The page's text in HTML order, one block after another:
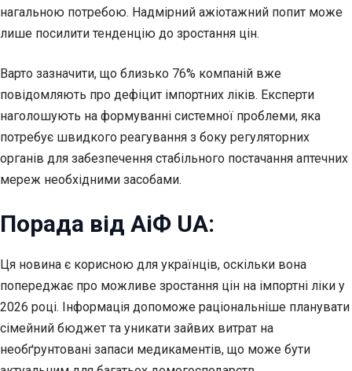
нагальною потребою. Надмірний ажіотажний попит може
лише посилити тенденцію до зростання цін.
Варто зазначити, що близько 76% компаній вже
повідомляють про дефіцит імпортних ліків. Експерти
наголошують на формуванні системної проблеми, яка
потребує швидкого реагування з боку регуляторних
органів для забезпечення стабільного постачання аптечних
мереж необхідними засобами.
Порада від АіФ UA:
Ця новина є корисною для українців, оскільки вона
попереджає про можливе зростання цін на імпортні ліки у
2026 році. Інформація допоможе раціональніше планувати
сімейний бюджет та уникати зайвих витрат на
необґрунтовані запаси медикаментів, що може бути